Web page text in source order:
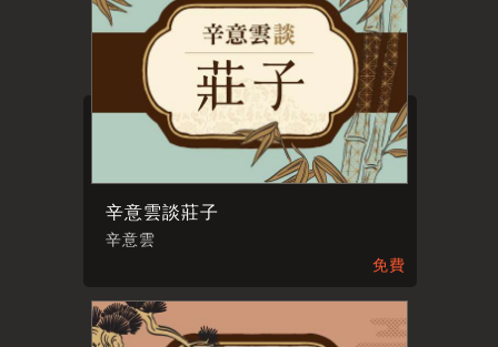
辛意雲談莊子
辛意雲
免費